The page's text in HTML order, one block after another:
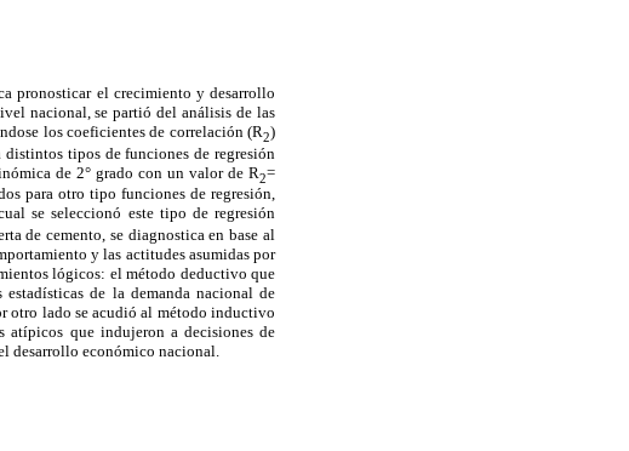
pronosticar el crecimiento y desarrollo
nacional, se partió del análisis de las
los coeficientes de correlación (R2)
tipos de funciones de regresión
de 2° grado con un valor de R2=
para otro tipo funciones de regresión,
se seleccionó este tipo de regresión
de cemento, se diagnostica en base al
y las actitudes asumidas por
lógicos: el método deductivo que
de la demanda nacional de
otro lado se acudió al método inductivo
atípicos que indujeron a decisiones de
desarrollo económico nacional.